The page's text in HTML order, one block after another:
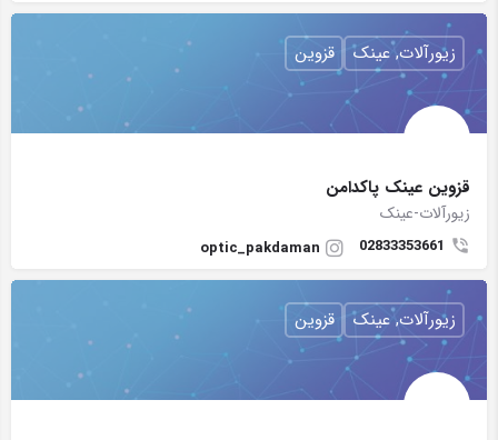
قزوین عینک پاکدامن
زیورآلات-عینک
02833353661
optic_pakdaman
زیورآلات, عینک قزوین
زیورآلات, عینک قزوین